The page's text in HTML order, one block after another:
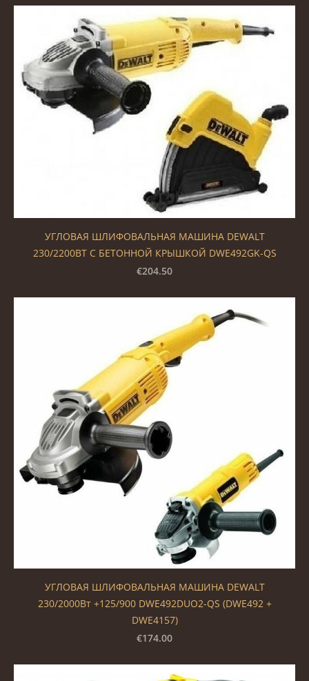
УГЛОВАЯ ШЛИФОВАЛЬНАЯ МАШИНА DEWALT
230/2200ВТ С БЕТОННОЙ КРЫШКОЙ DWE492GK-QS
€204.50
УГЛОВАЯ ШЛИФОВАЛЬНАЯ МАШИНА DEWALT
230/2000Вт +125/900 DWE492DUO2-QS (DWE492 +
DWE4157)
€174.00